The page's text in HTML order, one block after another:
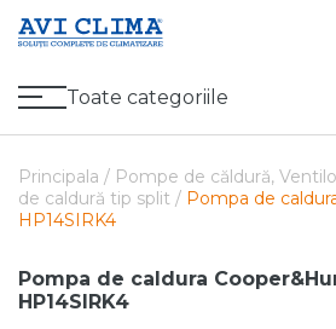
Toate categoriile
Climatizare
Ventilare
Principala / Pompe de căldură,
de caldură tip split / Pompa de
HP14SIRK4
Pompa de caldura
HP14SIRK4